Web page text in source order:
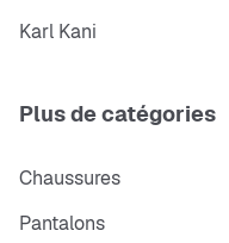
Karl Kani
Plus de catégories
Chaussures
Pantalons